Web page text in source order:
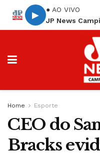
▶
● AO VIVO
JP News
Home Esporte
CEO do
Bracks